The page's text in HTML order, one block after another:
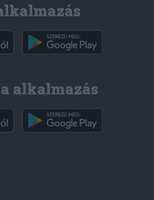
alkalmazás